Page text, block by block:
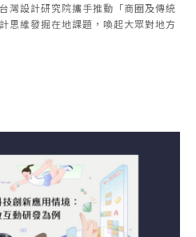
灣設計研究院攜手推動「商圈及傳統
思維發掘在地課題，喚起大眾對地方